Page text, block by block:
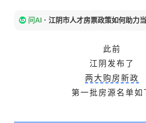
问AI · 江阴市人才房票政策如何助力
此前
江阴发布了
两大购房新政
第一批房源名单如